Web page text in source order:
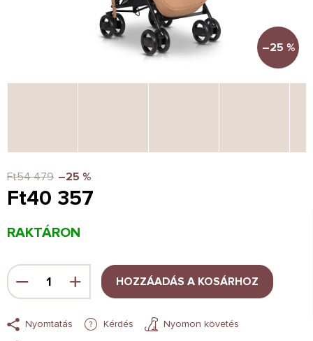
–25 %
Ft54 479 –25 %
Ft40 357
Egységár:
RAKTÁRON
HOZZÁADÁS A KOSÁRHOZ
Nyomtatás Kérdés
Nyomon követés